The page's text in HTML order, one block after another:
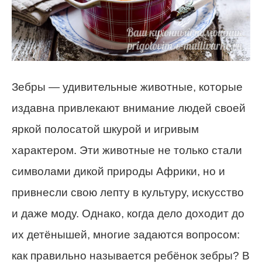
Зебры — удивительные животные, которые
издавна привлекают внимание людей своей
яркой полосатой шкурой и игривым
характером. Эти животные не только стали
символами дикой природы Африки, но и
привнесли свою лепту в культуру, искусство
и даже моду. Однако, когда дело доходит до
их детёнышей, многие задаются вопросом:
как правильно называется ребёнок зебры? В